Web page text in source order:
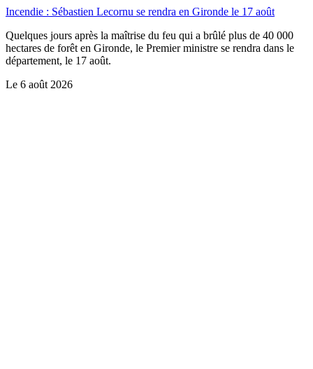
Incendie : Sébastien Lecornu se rendra en Gironde le 17 août
Quelques jours après la maîtrise du feu qui a brûlé plus de 40 000
hectares de forêt en Gironde, le Premier ministre se rendra dans le
département, le 17 août.
Le 6 août 2026